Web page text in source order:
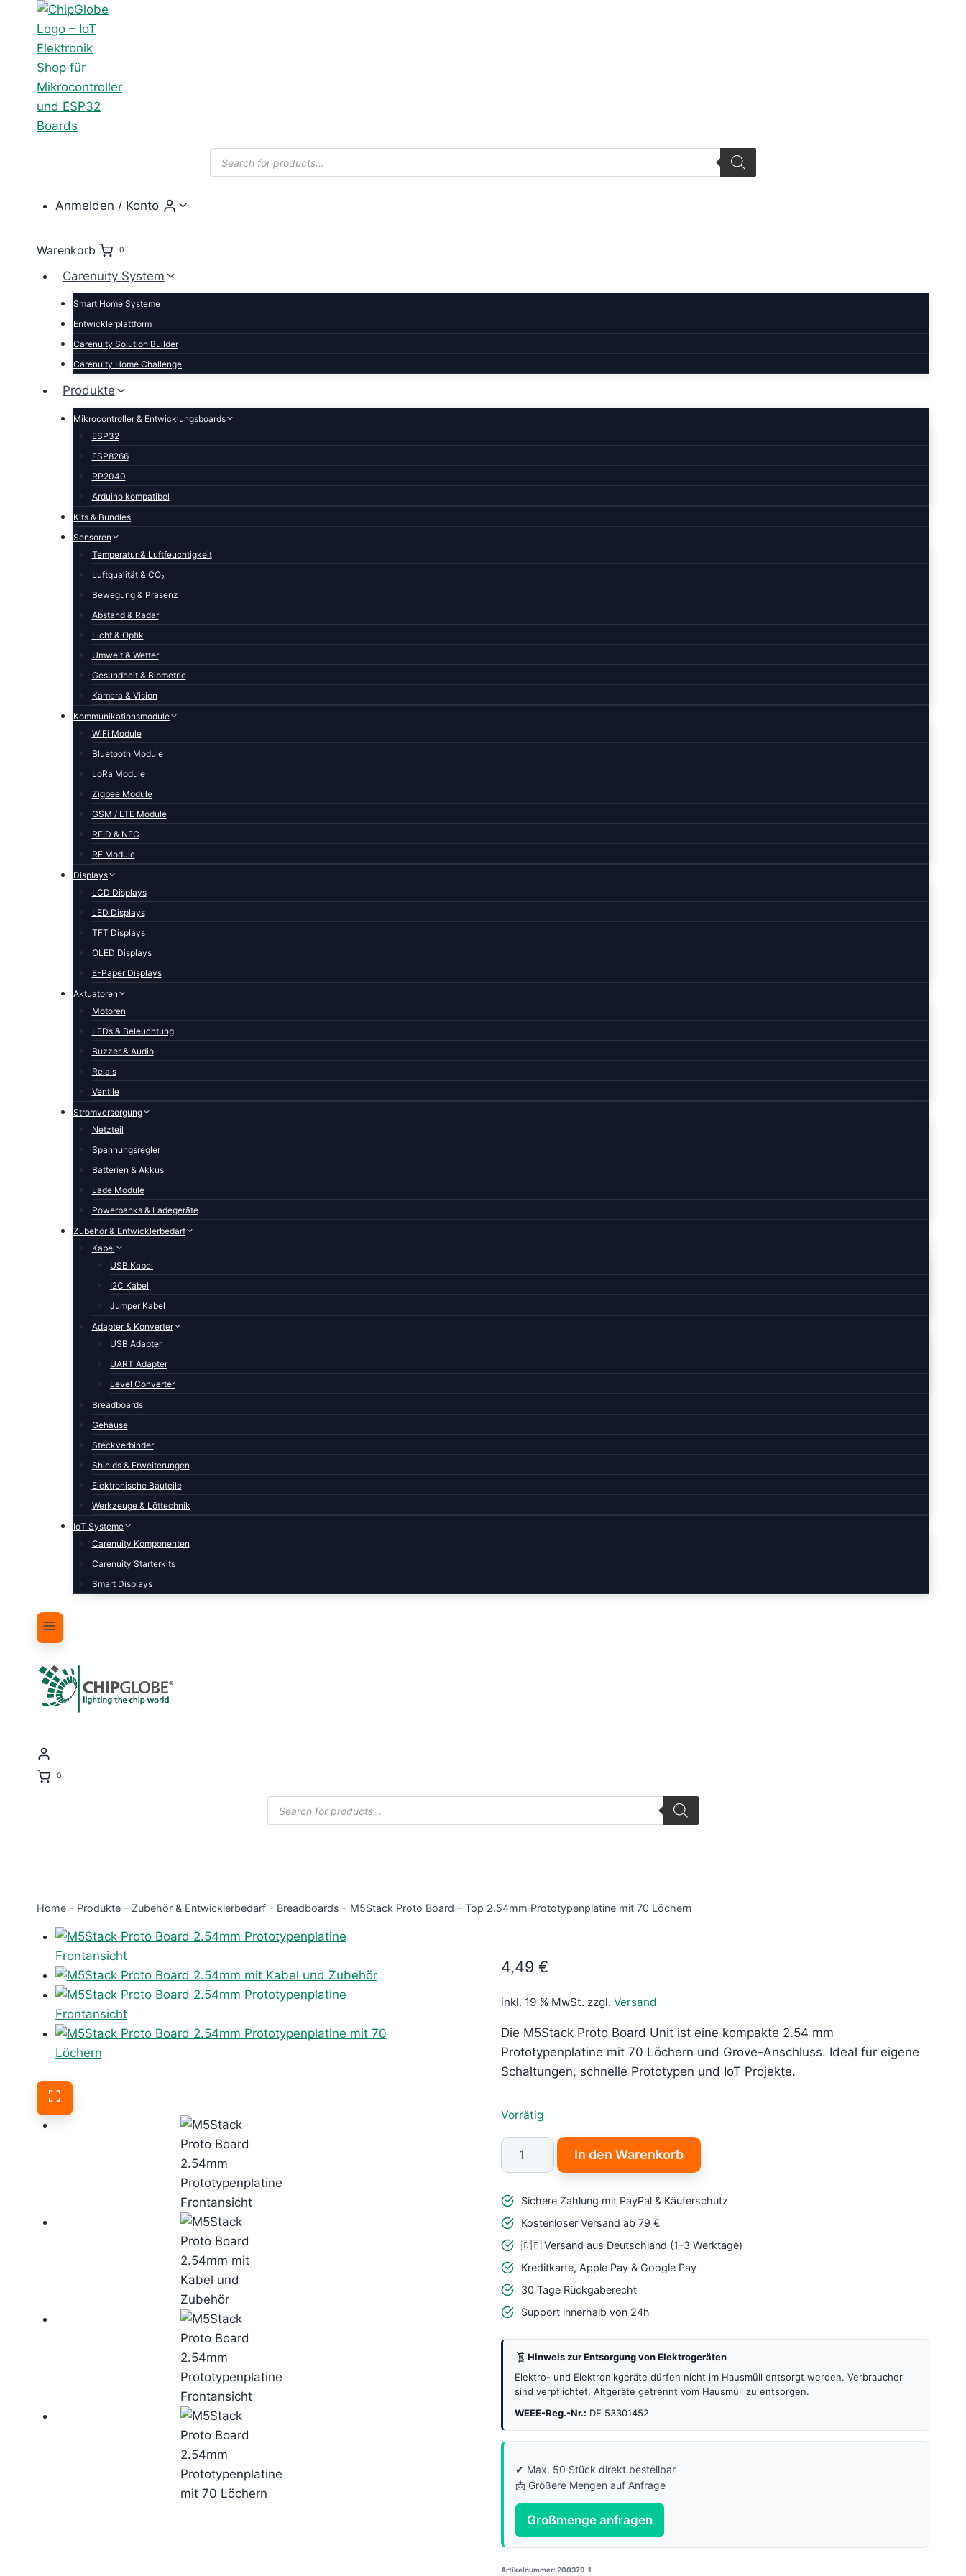
springen
Products
search
Anmelden / Konto
Warenkorb 0
Carenuity System
Smart Home Systeme
Entwicklerplattform
Carenuity Solution Builder
Carenuity Home Challenge
Produkte
Mikrocontroller & Entwicklungsboards
ESP32
ESP8266
RP2040
Arduino kompatibel
Kits & Bundles
Sensoren
Temperatur & Luftfeuchtigkeit
Luftqualität & CO₂
Bewegung & Präsenz
Abstand & Radar
Licht & Optik
Umwelt & Wetter
Gesundheit & Biometrie
Kamera & Vision
Kommunikationsmodule
WiFi Module
Bluetooth Module
LoRa Module
Zigbee Module
GSM / LTE Module
RFID & NFC
RF Module
Displays
LCD Displays
LED Displays
TFT Displays
OLED Displays
E-Paper Displays
Aktuatoren
Motoren
LEDs & Beleuchtung
Buzzer & Audio
Relais
Ventile
Stromversorgung
Netzteil
Spannungsregler
Batterien & Akkus
Lade Module
Powerbanks & Ladegeräte
Zubehör & Entwicklerbedarf
Kabel
USB Kabel
I2C Kabel
Jumper Kabel
Adapter & Konverter
USB Adapter
UART Adapter
Level Converter
Breadboards
Gehäuse
Steckverbinder
Shields & Erweiterungen
Elektronische Bauteile
Werkzeuge & Löttechnik
IoT Systeme
Carenuity Komponenten
Carenuity Starterkits
Smart Displays
0
Products
search
Home - Produkte - Zubehör & Entwicklerbedarf - Breadboards - M5Stack Proto Board – Top 2.54mm Prototypenplatine mit 70 Löchern
4,49 €
inkl. 19 % MwSt. zzgl. Versand
Die M5Stack Proto Board Unit ist eine kompakte 2.54 mm
Prototypenplatine mit 70 Löchern und Grove-Anschluss. Ideal für eigene
Schaltungen, schnelle Prototypen und IoT Projekte.
Vorrätig
M5Stack
Proto
–
Top
2.54mm
Prototypenplatine
mit
70
Löchern
Menge
In den Warenkorb
Sichere Zahlung mit PayPal & Käuferschutz
Kostenloser Versand ab 79 €
🇩🇪 Versand aus Deutschland (1–3 Werktage)
Kreditkarte, Apple Pay & Google Pay
30 Tage Rückgaberecht
Support innerhalb von 24h
Hinweis zur Entsorgung von Elektrogeräten
Elektro- und Elektronikgeräte dürfen nicht im Hausmüll entsorgt werden. Verbraucher
sind verpflichtet, Altgeräte getrennt vom Hausmüll zu entsorgen.
WEEE-Reg.-Nr.: DE 53301452
✔ Max. 50 Stück direkt bestellbar
📩 Größere Mengen auf Anfrage
Großmenge anfragen
Artikelnummer:200379-1